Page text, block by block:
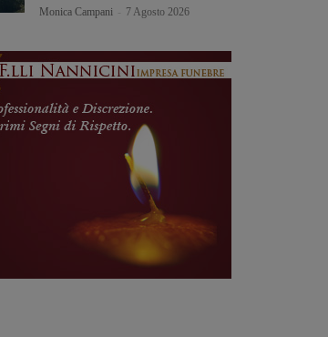
Monica Campani 7 Agosto 2026